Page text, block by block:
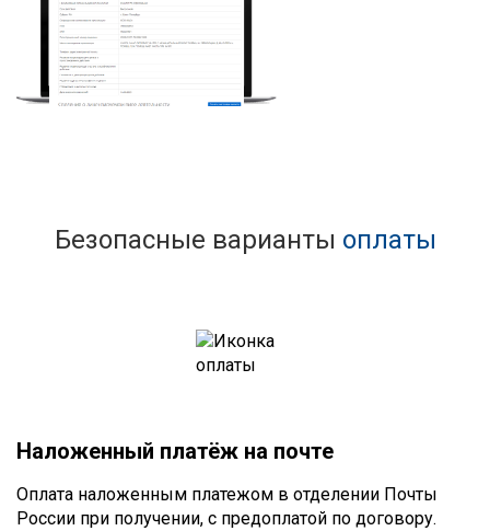
Безопасные варианты оплаты
Наложенный платёж на почте
Оплата наложенным платежом в отделении Почты
России при получении, с предоплатой по договору.